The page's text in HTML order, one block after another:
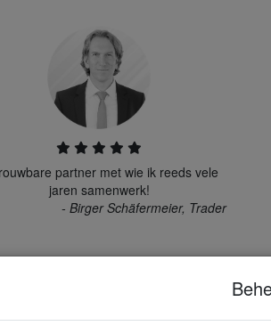
partner met wie ik reeds vele
jaren samenwerk!
- Birger Schäfermeier, Trader